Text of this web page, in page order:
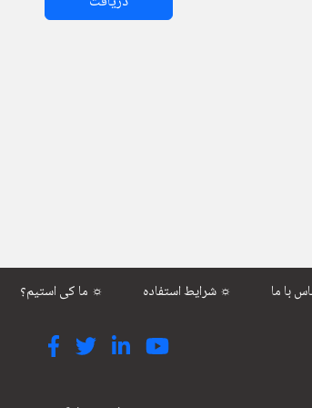
ما کی استیم؟ ☼ شرایط استفاده ☼